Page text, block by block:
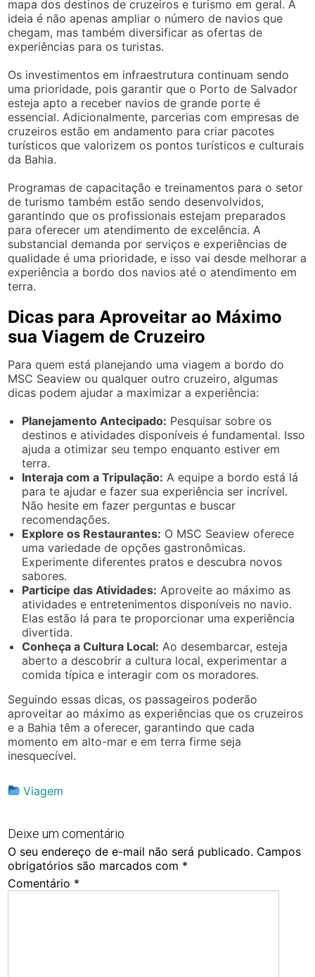
mapa dos destinos de cruzeiros e turismo em geral. A
ideia é não apenas ampliar o número de navios que
chegam, mas também diversificar as ofertas de
experiências para os turistas.
Os investimentos em infraestrutura continuam sendo
uma prioridade, pois garantir que o Porto de Salvador
esteja apto a receber navios de grande porte é
essencial. Adicionalmente, parcerias com empresas de
cruzeiros estão em andamento para criar pacotes
turísticos que valorizem os pontos turísticos e culturais
da Bahia.
Programas de capacitação e treinamentos para o setor
de turismo também estão sendo desenvolvidos,
garantindo que os profissionais estejam preparados
para oferecer um atendimento de excelência. A
substancial demanda por serviços e experiências de
qualidade é uma prioridade, e isso vai desde melhorar a
experiência a bordo dos navios até o atendimento em
terra.
Dicas para Aproveitar ao Máximo
sua Viagem de Cruzeiro
Para quem está planejando uma viagem a bordo do
MSC Seaview ou qualquer outro cruzeiro, algumas
dicas podem ajudar a maximizar a experiência:
Planejamento Antecipado: Pesquisar sobre os
destinos e atividades disponíveis é fundamental. Isso
ajuda a otimizar seu tempo enquanto estiver em
terra.
Interaja com a Tripulação: A equipe a bordo está lá
para te ajudar e fazer sua experiência ser incrível.
Não hesite em fazer perguntas e buscar
recomendações.
Explore os Restaurantes: O MSC Seaview oferece
uma variedade de opções gastronômicas.
Experimente diferentes pratos e descubra novos
sabores.
Participe das Atividades: Aproveite ao máximo as
atividades e entretenimentos disponíveis no navio.
Elas estão lá para te proporcionar uma experiência
divertida.
Conheça a Cultura Local: Ao desembarcar, esteja
aberto a descobrir a cultura local, experimentar a
comida típica e interagir com os moradores.
Seguindo essas dicas, os passageiros poderão
aproveitar ao máximo as experiências que os cruzeiros
e a Bahia têm a oferecer, garantindo que cada
momento em alto-mar e em terra firme seja
inesquecível.
Viagem
Deixe um comentário
O seu endereço de e-mail não será publicado. Campos
obrigatórios são marcados com *
Comentário *